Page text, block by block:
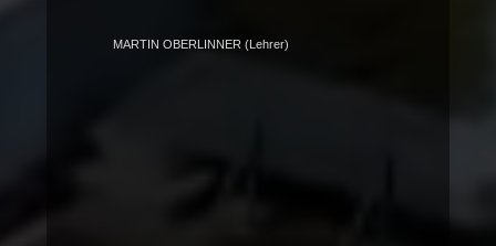
MARTIN OBERLINNER (Lehrer)